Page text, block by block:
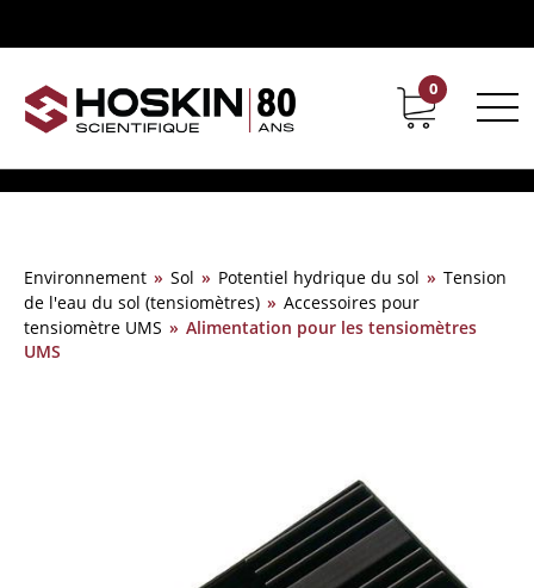
Support Carrières chez Hoskin
0
Environnement » Sol » Potentiel hydrique du sol » Tension
de l'eau du sol (tensiomètres) » Accessoires pour
tensiomètre UMS » Alimentation pour les tensiomètres
UMS